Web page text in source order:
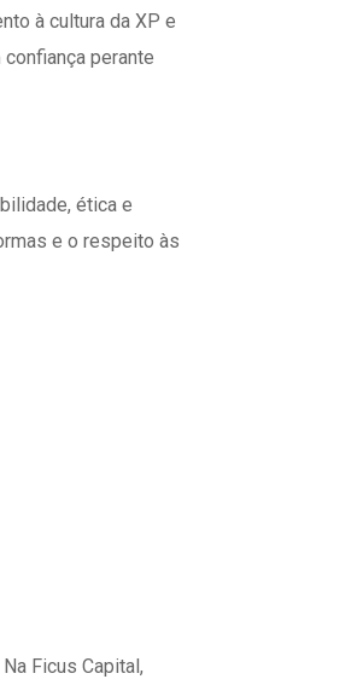
à cultura da XP e
perante
ética e
e o respeito às
Ficus Capital,